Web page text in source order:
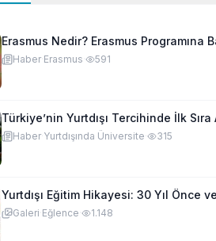
Erasmus Nedir? Erasmus Programına
Haber Erasmus 591
Türkiye’nin Yurtdışı Tercihinde İlk Sıra
Haber Yurtdışında Üniversite 315
Yurtdışı Eğitim Hikayesi: 30 Yıl Önce
Galeri Eğlence 1.148